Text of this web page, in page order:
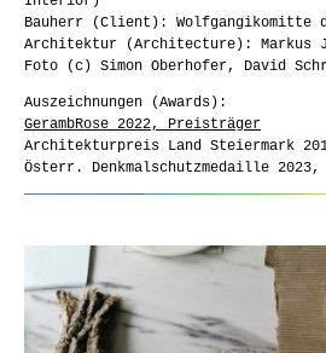
Bauherr (Client): Wolfgangikomitte
Architektur (Architecture): Markus
Foto (c) Simon Oberhofer, David
Auszeichnungen (Awards):
GerambRose 2022, Preisträger
Architekturpreis Land Steiermark
Österr. Denkmalschutzmedaille